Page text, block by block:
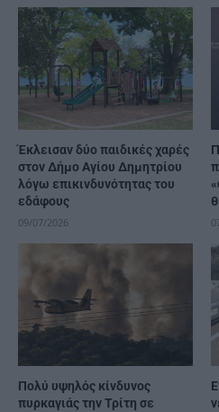
Έκλεισαν δύο παιδικές χαρές
στον Δήμο Αγίου Δημητρίου
λόγω επικινδυνότητας του
εδάφους
09/07/2026
Πολύ υψηλός κίνδυνος
πυρκαγιάς την Τρίτη σε